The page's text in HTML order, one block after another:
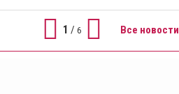
1 / 6 Все новости